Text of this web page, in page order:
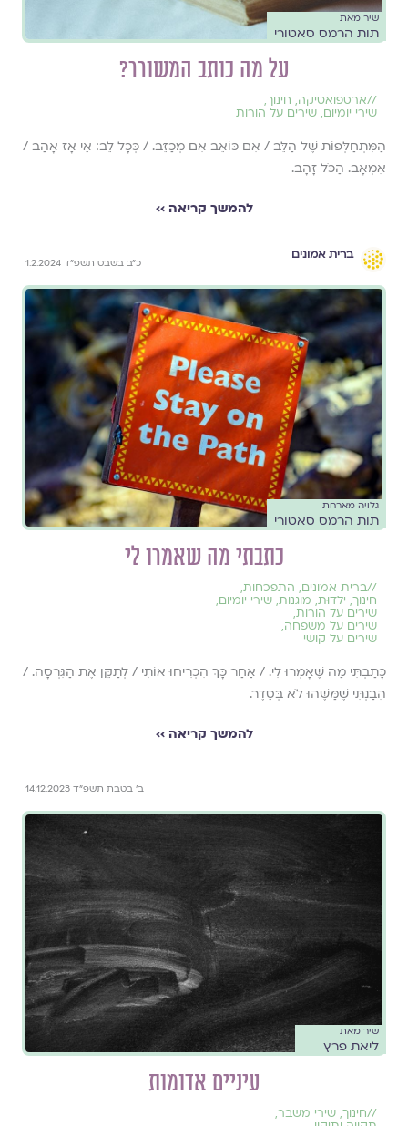
שיר מאת
תות הרמס סאטורי
על מה כותב המשורר?
//ארספואטיקה, חינוך,
שירי יומיום, שירים על הורות
הַמִּתְחַלְּפוֹת שֶׁל הַלֵּב / אִם כּוֹאֵב אִם מְכַזֵּב. / כְּכָל לֵב: אֵי אָז אָהַב /
אֵמְאָב. הַכֹּל זָהָב.
להמשך קריאה ››
ברית אמונים
כ״ב בשבט תשפ״ד 1.2.2024
גלויה מארחת
תות הרמס סאטורי
כתבתי מה שאמרו לי
//ברית אמונים, התפכחות,
חינוך, ילדוּת, מוגנות, שירי יומיום,
שירים על הורות,
שירים על משפחה,
שירים על קושי
כָּתַבְתִּי מַה שֶּׁאָמְרוּ לִי. / אַחַר כָּךְ הִכְרִיחוּ אוֹתִי / לְתַקֵּן אֶת הַגִּרְסָה. /
הֵבַנְתִּי שֶׁמַּשֶּׁהוּ לֹא בְּסֵדֶר.
להמשך קריאה ››
ב׳ בטבת תשפ״ד 14.12.2023
שיר מאת
ליאת פרץ
עיניים אדומות
//חינוך, שירי משבר,